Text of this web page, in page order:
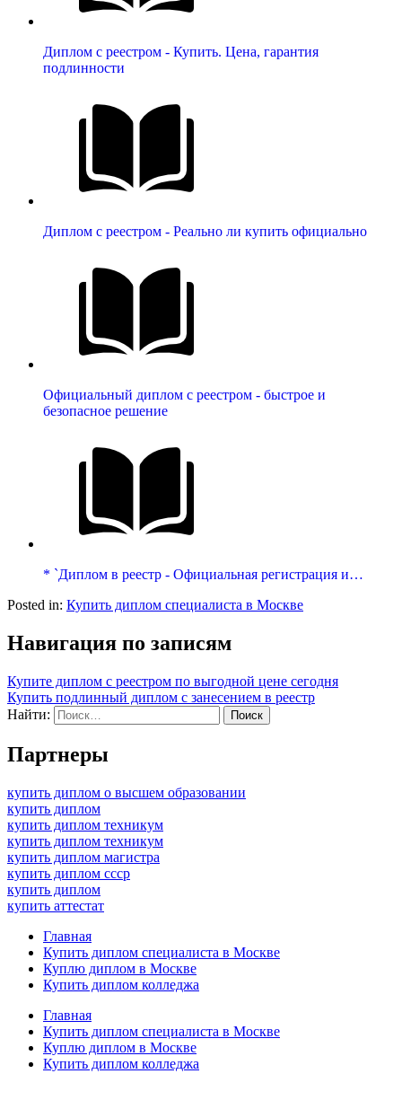
Диплом с реестром - Купить. Цена, гарантия
подлинности
Диплом с реестром - Реально ли купить официально
Официальный диплом с реестром - быстрое и
безопасное решение
* `Диплом в реестр - Официальная регистрация и…
Posted in: Купить диплом специалиста в Москве
Навигация по записям
Купите диплом с реестром по выгодной цене сегодня
Купить подлинный диплом с занесением в реестр
Найти:
Партнеры
купить диплом о высшем образовании
купить диплом
купить диплом техникум
купить диплом техникум
купить диплом магистра
купить диплом ссср
купить диплом
купить аттестат
Главная
Купить диплом специалиста в Москве
Куплю диплом в Москве
Купить диплом колледжа
Главная
Купить диплом специалиста в Москве
Куплю диплом в Москве
Купить диплом колледжа